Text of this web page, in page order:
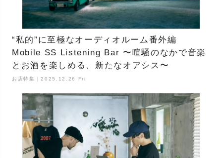
“私的”に至極なオーディオルーム番外編
Mobile SS Listening Bar 〜喧騒のなかで音楽
とお酒を楽しめる、新たなオアシス〜
お店特集｜2025.12.26 Fri